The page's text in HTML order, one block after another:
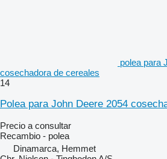
polea para
cosechadora de cereales
14
Polea para John Deere 2054
Precio a consultar
Recambio - polea
Dinamarca, Hemmet